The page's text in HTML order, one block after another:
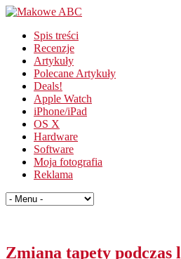
Spis treści
Recenzje
Artykuły
Polecane Artykuły
Deals!
Apple Watch
iPhone/iPad
OS X
Hardware
Software
Moja fotografia
Reklama
Zmiana tapety podczas